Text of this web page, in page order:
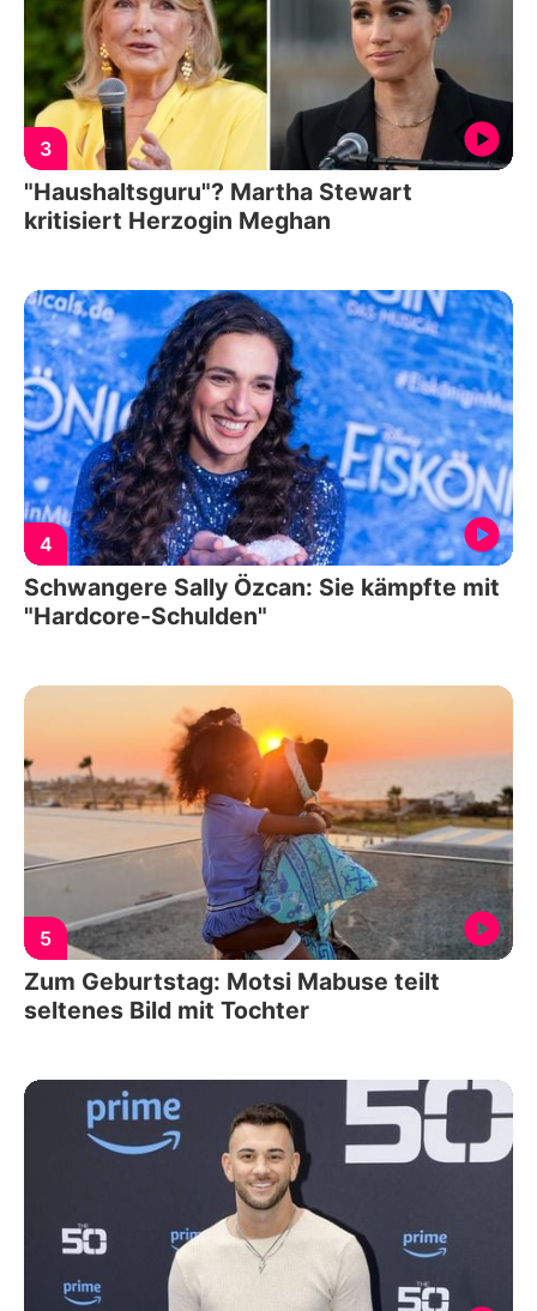
3
"Haushaltsguru"? Martha Stewart
kritisiert Herzogin Meghan
4
Schwangere Sally Özcan: Sie kämpfte mit
"Hardcore-Schulden"
5
Zum Geburtstag: Motsi Mabuse teilt
seltenes Bild mit Tochter